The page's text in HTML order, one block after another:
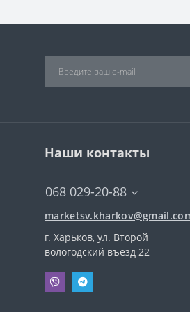
Наши контакты
068 029-20-88
г. Харьков, ул. Второй
вологодский въезд 22